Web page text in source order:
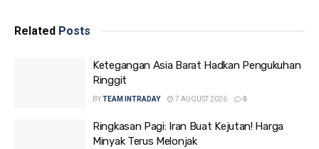
Related Posts
Ketegangan Asia Barat Hadkan Pengukuhan
Ringgit
BYTEAM INTRADAY 7 AUGUST 2026 0
Ringkasan Pagi: Iran Buat Kejutan! Harga
Minyak Terus Melonjak